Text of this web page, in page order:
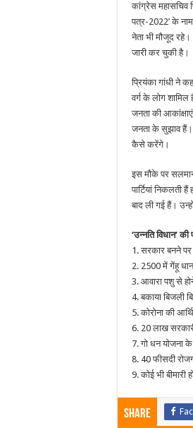
कांग्रेस महासचिव
पत्र-2022’ के
नेता भी मौजूद रहे।
जारी कर चुकी है।
प्रियंका गांधी ने
वर्ग के लोग
जनता की
जनता के सुझाव हैं।
कैसे करेंगे।
इस मौके पर
पार्टियां निकलती
बाद ली गई हैं।
‘उन्नति विधान’
1. सरकार बनने पर
2. 2500 में गेंहू
3. आवारा पशु से
4. बकाया बिजली
5. कोरोना की
6. 20 लाख
7. गो धन योजना
8. 40 फीसदी
9. कोई भी
Share